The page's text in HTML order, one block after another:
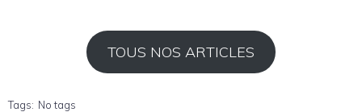
TOUS NOS ARTICLES
Tags: No tags